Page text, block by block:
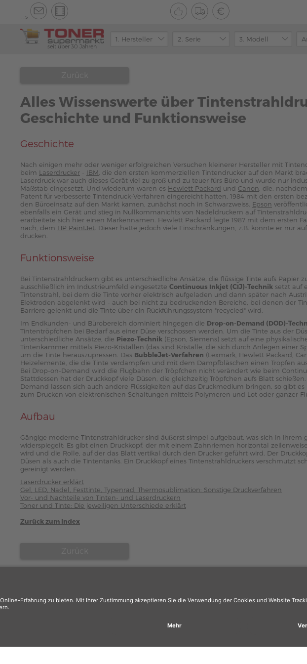
-->
seit über 30 Jahren
Alles Wissenswerte über
Geschichte und Funktionsweise
Geschichte
Nach einigen mehr oder weniger erfolgreichen Versuchen kleinerer Hersteller mit
beim Laserdrucker - IBM , die den ersten kommerziellen Tintendrucker auf den Markt
Laserdruck war auch dieses Gerät viel zu groß und zu teuer fürs Büro und wurde nur
Maßstab eingesetzt. Und wiederum waren es Hewlett Packard und Canon , die,
Patent für verbesserte Tintendruck-Verfahren eingereicht hatten, 1984 mit den ersten
den Büroeinsatz auf den Markt kamen, zunächst noch in Schwarzweiss. Epson
ebenfalls ein Gerät und stieg in Nullkommanichts von Nadeldruckern auf
erarbeitete sich hier einen Markennamen. Hewlett Packard legte 1987 mit dem ersten
nach, dem HP PaintJet . Dieser hatte jedoch viele Einschränkungen, z.B. konnte er nur
drucken.
Funktionsweise
Bei Tintenstrahldruckern gibt es unterschiedliche Ansätze, die flüssige Tinte aufs Papier
ausschließlich im Industrieumfeld eingesetzte Continuous Inkjet (CIJ)-Technik setzt auf
Tintenstrahl, bei dem die Tinte vorher elektrisch aufgeladen und dann später nach
Elektroden abgelenkt wird - auch bei nicht zu bedruckenden Bereiche, bei denen der
Barriere gelenkt und die Tinte über ein Rückführungssystem "recycled" wird.
Im Endkunden- und Bürobereich dominiert hingegen die Drop-on-Demand (DOD)-
Tintentröpfchen bei Bedarf aus einer Düse verschossen werden. Um die Tinte aus der
unterschiedliche Ansätze, die Piezo-Technik (Epson, Siemens) setzt auf eine
Tintenkammer mittels Piezo-Kristallen (das sind Kristalle, die sich durch Anlegen einer
um die Tinte herauszupressen. Das BubbleJet-Verfahren (Lexmark, Hewlett Packard,
Heizelemente, die die Tinte verdampfen und mit dem Dampfbläschen einen Tropfen aus
Bei Drop-on-Demand wird die Flugbahn der Tröpfchen nicht verändert wie beim
Stattdessen hat der Druckkopf viele Düsen, die gleichzeitig Tröpfchen aufs Blatt
Demand lassen sich auch andere Flüssigkeiten auf das Druckmedium bringen, so gibt es
zum Drucken von elektronischen Schaltungen mittels Polymeren und Lot oder ganzer
Aufbau
Gängige moderne Tintenstrahldrucker sind äußerst simpel aufgebaut, was sich in ihrem
widerspiegelt: Es gibt einen Druckkopf, der mit einem Zahnriemen horizontal
wird und die Rolle, auf der das Blatt vertikal durch den Drucker geführt wird. Der
Düsen als auch die Tintentanks. Ein Druckkopf eines Tintenstrahldruckers verschmutzt
gereinigt werden.
Laserdrucker erklärt
Gel, LED, Nadel, Festtinte, Typenrad, Thermosublimation: Sonstige Druckverfahren
Vor- und Nachteile von Tinten- und Laserdruckern
Toner und Tinte: Die jeweiligen Unterschiede erklärt
Zurück zum Index
Wiederverkäufer: Das Angebot unseres Web-Shops richtet sich nicht an
Warenrücksendung Hausmarken-
Gutscheinbedingungen Soziales Engagement Re-Life Box FAQ Batteriegesetz